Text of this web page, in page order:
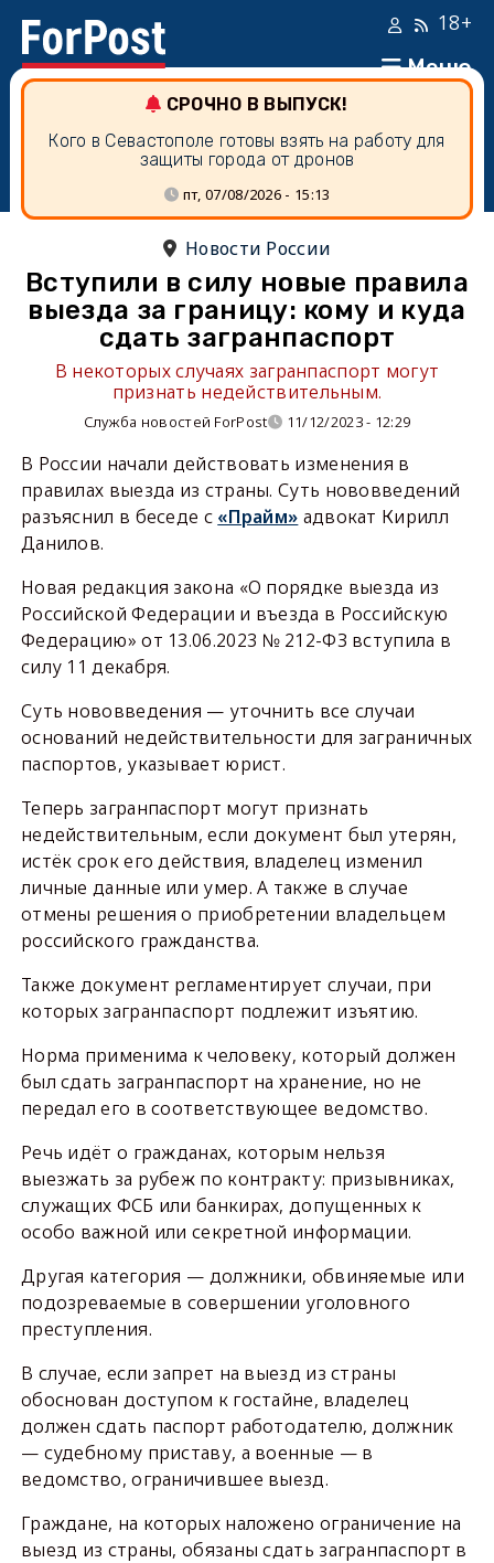
Меню
18+
СРОЧНО В ВЫПУСК!
Кого в Севастополе готовы взять на работу для
защиты города от дронов
пт, 07/08/2026 - 15:13
Новости России
Вступили в силу новые правила
выезда за границу: кому и куда
сдать загранпаспорт
В некоторых случаях загранпаспорт могут
признать недействительным.
Служба новостей ForPost 11/12/2023 - 12:29
В России начали действовать изменения в
правилах выезда из страны. Суть нововведений
разъяснил в беседе с «Прайм» адвокат Кирилл
Данилов.
Новая редакция закона «О порядке выезда из
Российской Федерации и въезда в Российскую
Федерацию» от 13.06.2023 № 212-ФЗ вступила в
силу 11 декабря.
Суть нововведения — уточнить все случаи
оснований недействительности для заграничных
паспортов, указывает юрист.
Теперь загранпаспорт могут признать
недействительным, если документ был утерян,
истёк срок его действия, владелец изменил
личные данные или умер. А также в случае
отмены решения о приобретении владельцем
российского гражданства.
Также документ регламентирует случаи, при
которых загранпаспорт подлежит изъятию.
Норма применима к человеку, который должен
был сдать загранпаспорт на хранение, но не
передал его в соответствующее ведомство.
Речь идёт о гражданах, которым нельзя
выезжать за рубеж по контракту: призывниках,
служащих ФСБ или банкирах, допущенных к
особо важной или секретной информации.
Другая категория — должники, обвиняемые или
подозреваемые в совершении уголовного
преступления.
В случае, если запрет на выезд из страны
обоснован доступом к гостайне, владелец
должен сдать паспорт работодателю, должник
— судебному приставу, а военные — в
ведомство, ограничившее выезд.
Граждане, на которых наложено ограничение на
выезд из страны, обязаны сдать загранпаспорт в